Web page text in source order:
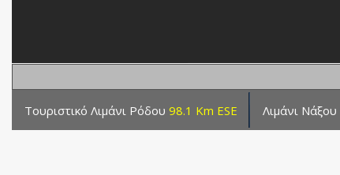
Τουριστικό Λιμάνι Ρόδου 98.1 Km ESE Λιμάνι Νάξου